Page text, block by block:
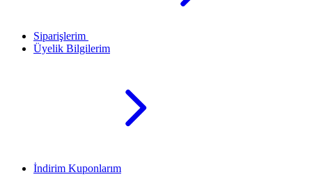
Siparişlerim
Üyelik Bilgilerim
İndirim Kuponlarım